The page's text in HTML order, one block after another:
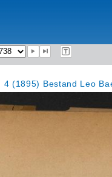
4 (1895) Bestand Leo